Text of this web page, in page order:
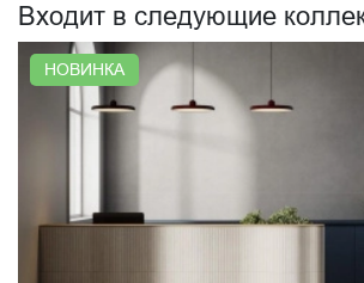
Входит в следующие
НОВИНКА